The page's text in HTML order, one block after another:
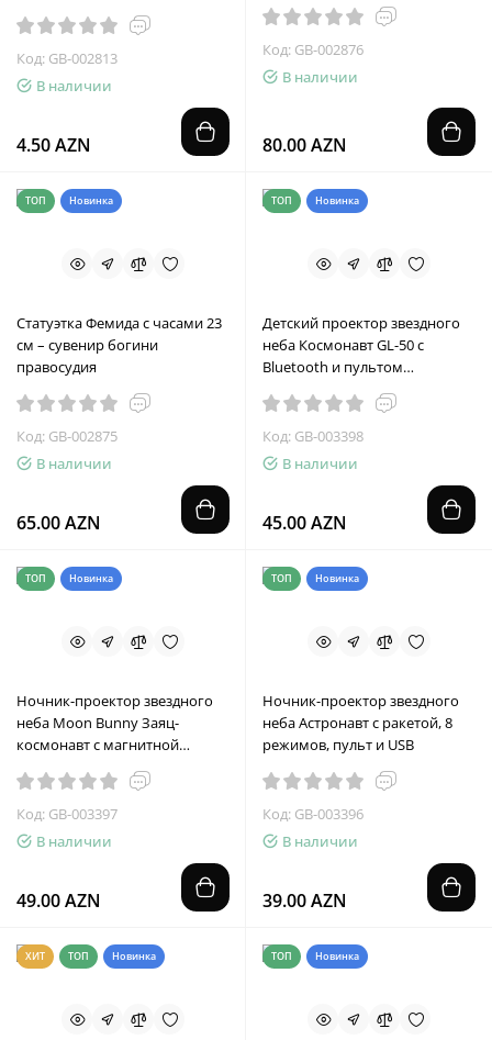
Код: GB-002813
В наличии
4.50 AZN
Код: GB-002876
В наличии
80.00 AZN
ТОП Новинка
Статуэтка Фемида с часами 23
см – сувенир богини
правосудия
Код: GB-002875
В наличии
65.00 AZN
ТОП Новинка
Детский проектор звездного
неба Космонавт GL-50 с
Bluetooth и пультом
Код: GB-003398
В наличии
45.00 AZN
ТОП Новинка
Ночник-проектор звездного
неба Moon Bunny Заяц-
космонавт с магнитной
головой и пультом
Код: GB-003397
В наличии
49.00 AZN
ТОП Новинка
Ночник-проектор звездного
неба Астронавт с ракетой, 8
режимов, пульт и USB
Код: GB-003396
В наличии
39.00 AZN
ХИТ ТОП Новинка ТОП Новинка